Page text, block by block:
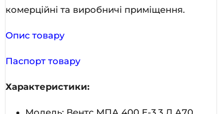
комерційні та виробничі приміщення.
Опис товару
Паспорт товару
Характеристики: